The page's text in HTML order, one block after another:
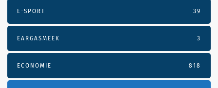
E-SPORT 39
EARGASMEEK 3
ECONOMIE 818